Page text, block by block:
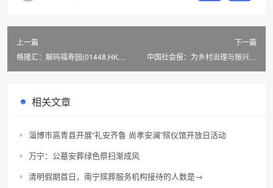
上一篇
格隆汇：解码福寿园(01448.HK)
下一篇
中国社会报：为乡村治理与振兴凝
相关文章
淄博市高青县开展“礼安齐鲁 尚孝安澜”殡仪馆开放日活动
万宁：公墓安葬绿色祭扫渐成风
清明假期首日，南宁殡葬服务机构接待的人数是→